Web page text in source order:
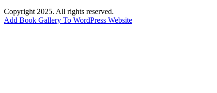
Copyright2025. All rights reserved.
Add Book Gallery To WordPress Website